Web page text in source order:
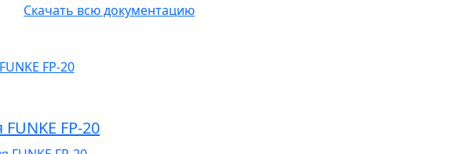
Скачать всю документацию
FP-20